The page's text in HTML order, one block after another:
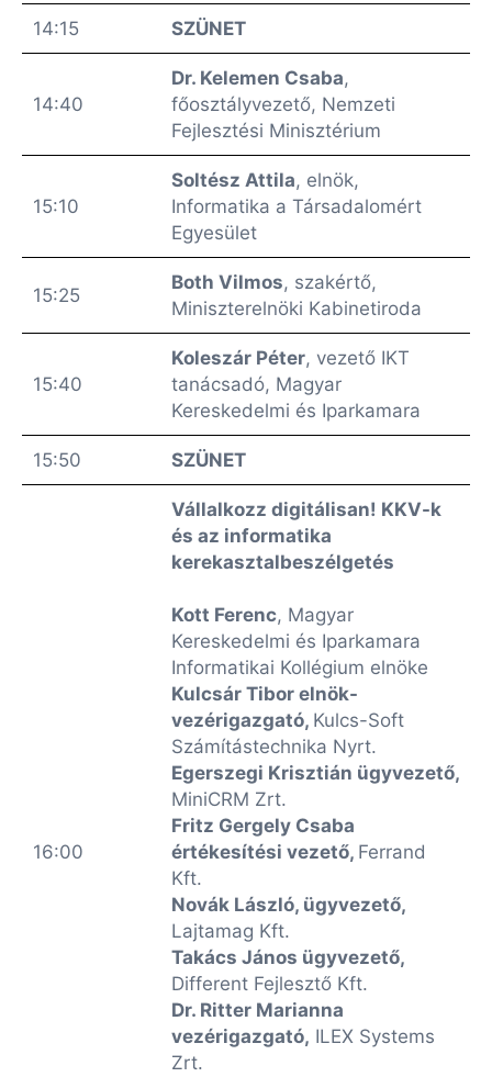
14:15 SZÜNET
14:40
Dr. Kelemen Csaba,
főosztályvezető, Nemzeti
Fejlesztési Minisztérium
15:10
Soltész Attila, elnök,
Informatika a Társadalomért
Egyesület
15:25
Both Vilmos, szakértő,
Miniszterelnöki Kabinetiroda
15:40
Koleszár Péter, vezető IKT
tanácsadó, Magyar
Kereskedelmi és Iparkamara
15:50 SZÜNET
16:00
Vállalkozz digitálisan! KKV-k
és az informatika
kerekasztalbeszélgetés
Kott Ferenc, Magyar
Kereskedelmi és Iparkamara
Informatikai Kollégium elnöke
Kulcsár Tibor elnök-
vezérigazgató, Kulcs-Soft
Számítástechnika Nyrt.
Egerszegi Krisztián ügyvezető,
MiniCRM Zrt.
Fritz Gergely Csaba
értékesítési vezető, Ferrand
Kft.
Novák László, ügyvezető,
Lajtamag Kft.
Takács János ügyvezető,
Different Fejlesztő Kft.
Dr. Ritter Marianna
vezérigazgató, ILEX Systems
Zrt.